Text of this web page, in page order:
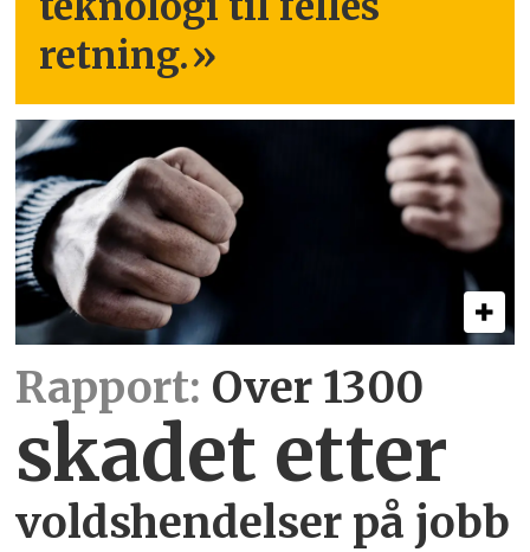
retning.»
Rapport: Over 1300
skadet etter
voldshendelser på jobb